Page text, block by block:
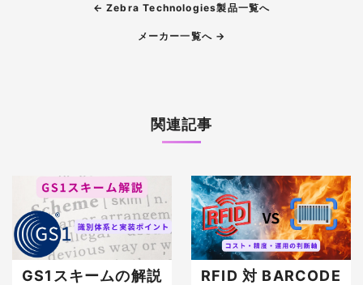
← Zebra Technologies製品一覧へ
メーカー一覧へ →
関連記事
GS1スキームの解説 RFID 対 BARCODE